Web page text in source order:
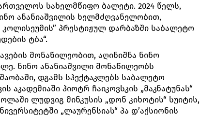
სახელმწიფო ბალეტი. 2024 წელს,
ანანიაშვილის ხელმძღვანელობით,
პრესტიჟულ დარბაზში საბალეტო
ტბა“.
მონაწილეობით, აღინიშნა ნინო
ნინო ანანიაშვილი მონაწილეობს
დგამს სპექტაკლებს საბალეტო
აკადემიაში პიოტრ ჩაიკოვსკის „მაკნატუნას“
ლუდვიგ მინკუსის „დონ კიხოტის“ სუიტის,
„ლაურენსიას“ პა დ’აქსიონის